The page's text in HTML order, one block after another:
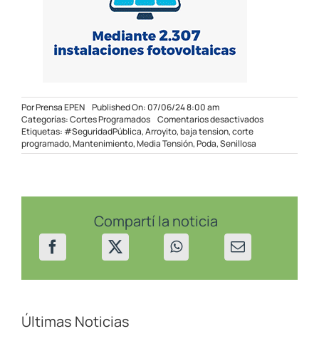
PorPrensa EPEN Published On: 07/06/24 8:00 am
Categorías:Cortes Programados Comentarios desactivadosen
en
Etiquetas: #SeguridadPública,Arroyito,baja tension,corte
programado,Mantenimiento,Media Tensión,Poda,Senillosa
Compartí la noticia
Últimas Noticias